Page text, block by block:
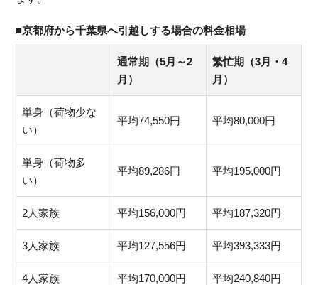
■京都府から千葉県へ引越しする場合の料金相場
通常期（5月～2
月）
繁忙期（3月・4
月）
単身（荷物少な
い）
平均74,550円 平均80,000円
単身（荷物多
い）
平均89,286円 平均195,000円
2人家族 平均156,000円 平均187,320円
3人家族 平均127,556円 平均393,333円
4人家族 平均170,000円 平均240,840円